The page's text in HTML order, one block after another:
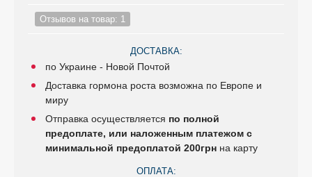
Отзывов на товар: 1
ДОСТАВКА:
по Украине - Новой Почтой
Доставка гормона роста возможна по Европе и
миру
Отправка осуществляется по полной
предоплате, или наложенным платежом с
минимальной предоплатой 200грн на карту
ОПЛАТА: